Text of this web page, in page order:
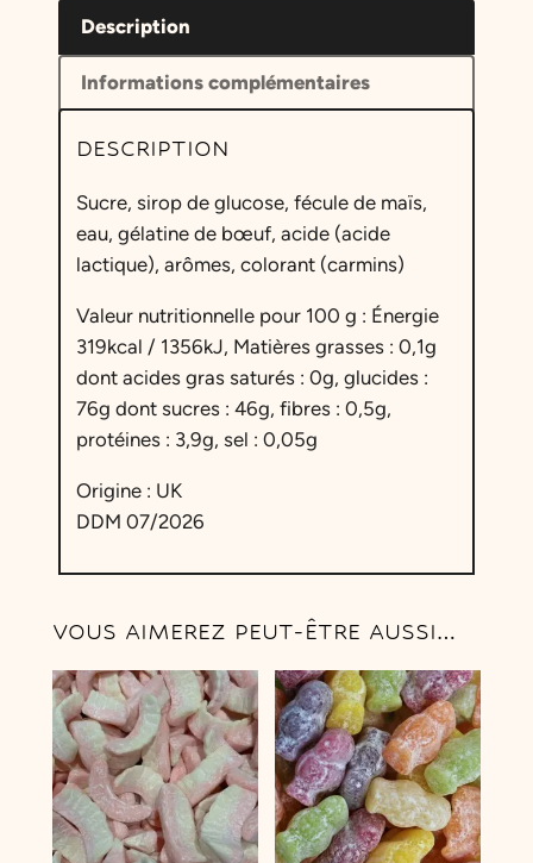
t
t
e
B
o
t
e
i
l
l
M
i
l
s
a
k
e
F
r
a
Description
Informations complémentaires
DESCRIPTION
Sucre, sirop de glucose, fécule de maïs,
eau, gélatine de bœuf, acide (acide
lactique), arômes, colorant (carmins)
Valeur nutritionnelle pour 100 g : Énergie
319kcal / 1356kJ, Matières grasses : 0,1g
dont acides gras saturés : 0g, glucides :
76g dont sucres : 46g, fibres : 0,5g,
protéines : 3,9g, sel : 0,05g
Origine : UK
DDM 07/2026
VOUS AIMEREZ PEUT-ÊTRE AUSSI…